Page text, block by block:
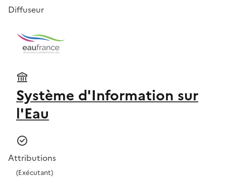
Diffuseur
Système d'Information sur
l'Eau
Attributions
(Exécutant)